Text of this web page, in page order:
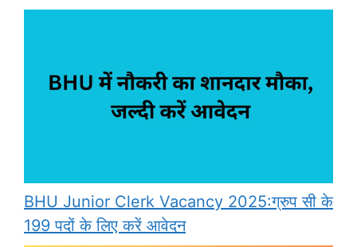
BHU Junior Clerk Vacancy 2025:ग्रुप सी के
199 पदों के लिए करें आवेदन